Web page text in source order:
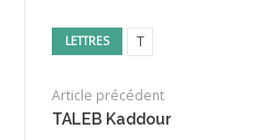
LETTRES T
Article précédent
TALEB Kaddour